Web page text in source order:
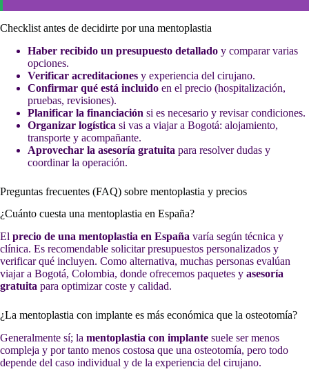
Checklist antes de decidirte por una mentoplastia
Haber recibido un presupuesto detallado y comparar varias
opciones.
Verificar acreditaciones y experiencia del cirujano.
Confirmar qué está incluido en el precio (hospitalización,
pruebas, revisiones).
Planificar la financiación si es necesario y revisar condiciones.
Organizar logística si vas a viajar a Bogotá: alojamiento,
transporte y acompañante.
Aprovechar la asesoría gratuita para resolver dudas y
coordinar la operación.
Preguntas frecuentes (FAQ) sobre mentoplastia y precios
¿Cuánto cuesta una mentoplastia en España?
El precio de una mentoplastia en España varía según técnica y
clínica. Es recomendable solicitar presupuestos personalizados y
verificar qué incluyen. Como alternativa, muchas personas evalúan
viajar a Bogotá, Colombia, donde ofrecemos paquetes y asesoría
gratuita para optimizar coste y calidad.
¿La mentoplastia con implante es más económica que la osteotomía?
Generalmente sí; la mentoplastia con implante suele ser menos
compleja y por tanto menos costosa que una osteotomía, pero todo
depende del caso individual y de la experiencia del cirujano.